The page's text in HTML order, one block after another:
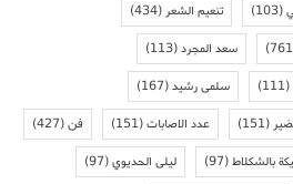
(103) تنعيم الشعر(434)
سعد المجرد(113)
(111) سلمى رشيد(167)
(151) عدد الاصابات(151) فن(427)
بالشكلاط(97) ليلى الحديوي(97)